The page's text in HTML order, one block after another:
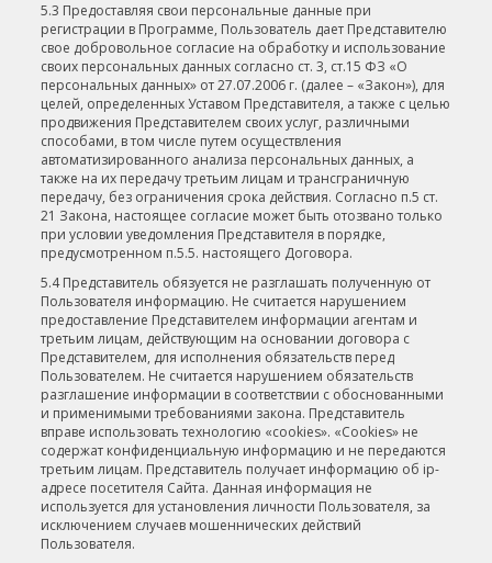
5.3 Предоставляя свои персональные данные при
регистрации в Программе, Пользователь дает Представителю
свое добровольное согласие на обработку и использование
своих персональных данных согласно ст. 3, ст.15 ФЗ «О
персональных данных» от 27.07.2006 г. (далее – «Закон»), для
целей, определенных Уставом Представителя, а также с целью
продвижения Представителем своих услуг, различными
способами, в том числе путем осуществления
автоматизированного анализа персональных данных, а
также на их передачу третьим лицам и трансграничную
передачу, без ограничения срока действия. Согласно п.5 ст.
21 Закона, настоящее согласие может быть отозвано только
при условии уведомления Представителя в порядке,
предусмотренном п.5.5. настоящего Договора.
5.4 Представитель обязуется не разглашать полученную от
Пользователя информацию. Не считается нарушением
предоставление Представителем информации агентам и
третьим лицам, действующим на основании договора с
Представителем, для исполнения обязательств перед
Пользователем. Не считается нарушением обязательств
разглашение информации в соответствии с обоснованными
и применимыми требованиями закона. Представитель
вправе использовать технологию «cookies». «Cookies» не
содержат конфиденциальную информацию и не передаются
третьим лицам. Представитель получает информацию об ip-
адресе посетителя Сайта. Данная информация не
используется для установления личности Пользователя, за
исключением случаев мошеннических действий
Пользователя.